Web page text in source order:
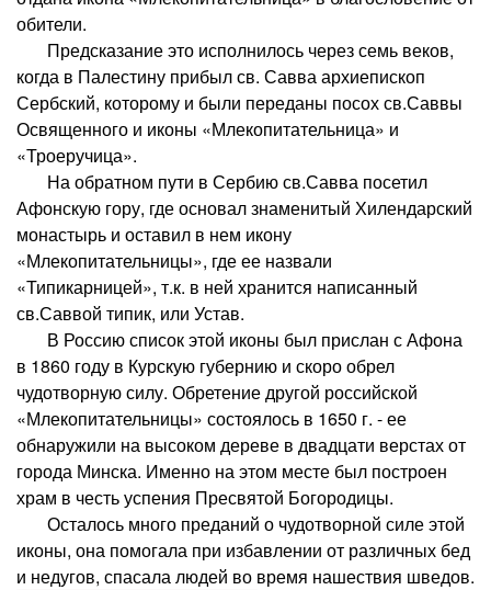
обители.
Предсказание это исполнилось через семь веков,
когда в Палестину прибыл св. Савва архиепископ
Сербский, которому и были переданы посох св.Саввы
Освященного и иконы «Млекопитательница» и
«Троеручица».
На обратном пути в Сербию св.Савва посетил
Афонскую гору, где основал знаменитый Хилендарский
монастырь и оставил в нем икону
«Млекопитательницы», где ее назвали
«Типикарницей», т.к. в ней хранится написанный
св.Саввой типик, или Устав.
В Россию список этой иконы был прислан с Афона
в 1860 году в Курскую губернию и скоро обрел
чудотворную силу. Обретение другой российской
«Млекопитательницы» состоялось в 1650 г. - ее
обнаружили на высоком дереве в двадцати верстах от
города Минска. Именно на этом месте был построен
храм в честь успения Пресвятой Богородицы.
Осталось много преданий о чудотворной силе этой
иконы, она помогала при избавлении от различных бед
и недугов, спасала людей во время нашествия шведов.